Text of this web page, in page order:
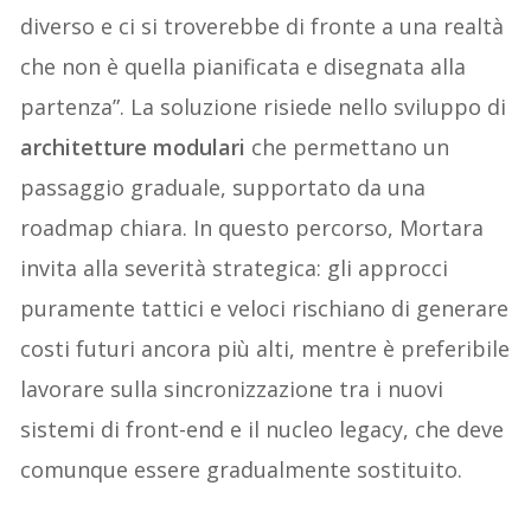
diverso e ci si troverebbe di fronte a una realtà
che non è quella pianificata e disegnata alla
partenza”. La soluzione risiede nello sviluppo di
architetture modulari che permettano un
passaggio graduale, supportato da una
roadmap chiara. In questo percorso, Mortara
invita alla severità strategica: gli approcci
puramente tattici e veloci rischiano di generare
costi futuri ancora più alti, mentre è preferibile
lavorare sulla sincronizzazione tra i nuovi
sistemi di front-end e il nucleo legacy, che deve
comunque essere gradualmente sostituito.